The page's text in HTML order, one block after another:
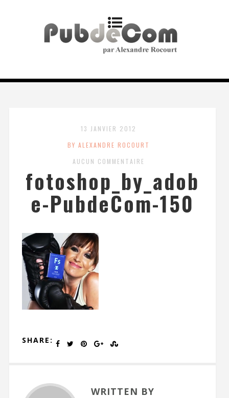
13 JANVIER 2012
BY ALEXANDRE ROCOURT
AUCUN COMMENTAIRE
fotoshop_by_adob
e-PubdeCom-150
SHARE:
WRITTEN BY